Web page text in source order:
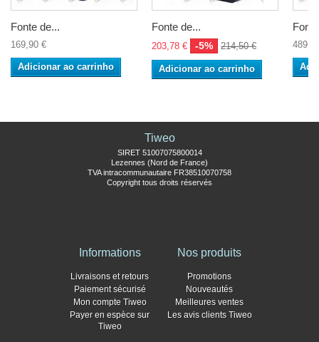
Fonte de...
169,90 €
Adicionar ao carrinho
Fonte de...
203,78 € -5% 214,50 €
Adicionar ao carrinho
Tiweo
SIRET 51007075800014
Lezennes (Nord de France)
TVA intracommunautaire FR38510070758
Copyright tous droits réservés
Informations
Livraisons et retours
Paiement sécurisé
Mon compte Tiweo
Payer en espèce sur
Tiweo
Nos produits
Promotions
Nouveautés
Meilleures ventes
Les avis clients Tiweo